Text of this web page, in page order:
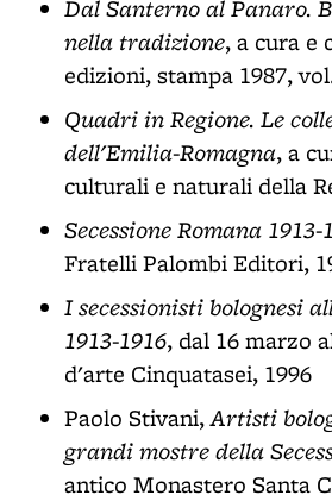
Dal Santerno al Panaro.
nella tradizione, a cura e
edizioni, stampa 1987,
Quadri in Regione. Le
dell'Emilia-Romagna, a
culturali e naturali della
Secessione Romana 1913-
Fratelli Palombi Editori,
I secessionisti bolognesi
1913-1916, dal 16 marzo
d'arte Cinquatasei, 1996
Paolo Stivani,Artisti
grandi mostre della
antico Monastero Santa